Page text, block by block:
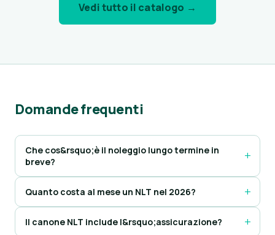
Vedi tutto il catalogo →
Domande frequenti
Che cos&rsquo;è il noleggio lungo termine in
breve?
Quanto costa al mese un NLT nel 2026?
Il canone NLT include l&rsquo;assicurazione?